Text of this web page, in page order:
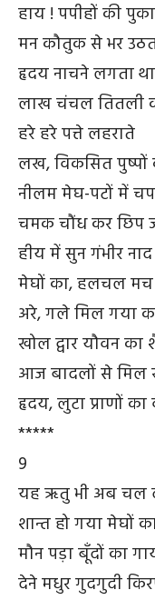
हाय ! पपीहों की
मन कौतुक से भर
हृदय नाचने लगता
लाख चंचल तितली
हरे हरे पत्ते लहराते
लख, विकसित पुष्पों
नीलम मेघ-पटों में
चमक चौंध कर छिप
हीय में सुन गंभीर नाद
मेघों का, हलचल मच
अरे, गले मिल गया
खोल द्वार यौवन का
आज बादलों से मिल
हृदय, लुटा प्राणों
*****
9
यह ऋतु भी अब चल
शान्त हो गया मेघों
मौन पड़ा बूँदों का
देने मधुर गुदगुदी